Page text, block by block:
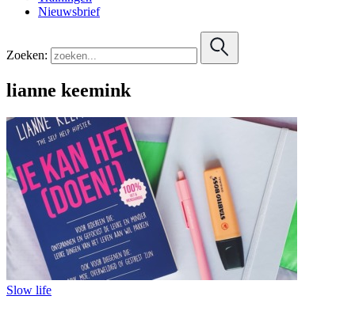
Nieuwsbrief
Zoeken:
lianne keemink
Slow life